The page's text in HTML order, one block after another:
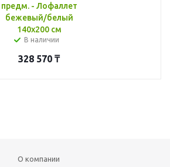
предм. - Лофаллет
бежевый/белый
140x200 см
В наличии
328 570 ₸
О компании